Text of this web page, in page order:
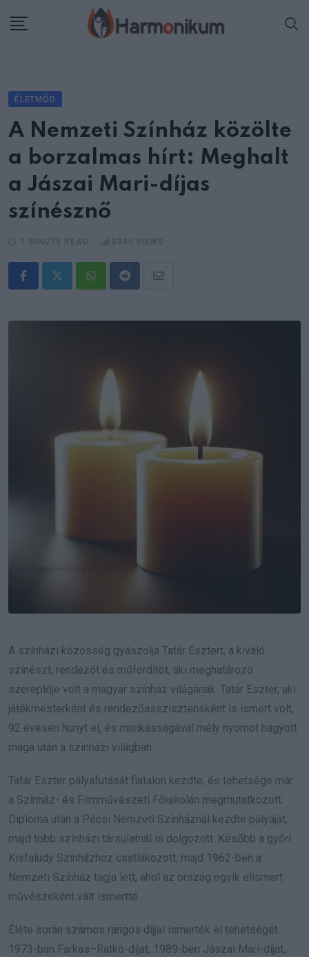
ÉLETMÓD
A Nemzeti Színház közölte
a borzalmas hírt: Meghalt
a Jászai Mari-díjas
színésznő
WhatsappRedditShare
Email
A színházi közösség gyászolja Tatár Esztert, a kiváló
színészt, rendezőt és műfordítót, aki meghatározó
szereplője volt a magyar színház világának. Tatár Eszter, aki
játékmesterként és rendezőasszisztensként is ismert volt,
92 évesen hunyt el, és munkásságával mély nyomot hagyott
maga után a színházi világban.
Tatár Eszter pályafutását fiatalon kezdte, és tehetsége már
a Színház- és Filmművészeti Főiskolán megmutatkozott.
Diploma után a Pécsi Nemzeti Színháznál kezdte pályáját,
majd több színházi társulatnál is dolgozott. Később a győri
Kisfaludy Színházhoz csatlakozott, majd 1962-ben a
Nemzeti Színház tagja lett, ahol az ország egyik elismert
művészeként vált ismertté.
Élete során számos rangos díjjal ismerték el tehetségét.
1973-ban Farkas–Ratkó-díjat, 1989-ben Jászai Mari-díjat,